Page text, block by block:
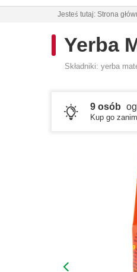
Jesteś tutaj: Strona
Yerba
Składniki: yerba
9 osób
Kup go